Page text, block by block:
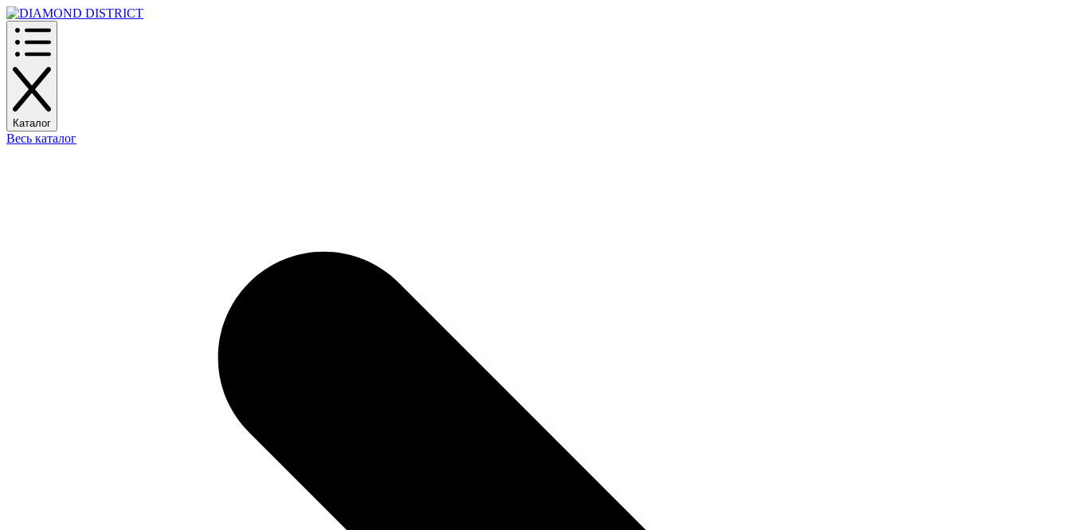
Каталог
Весь каталог